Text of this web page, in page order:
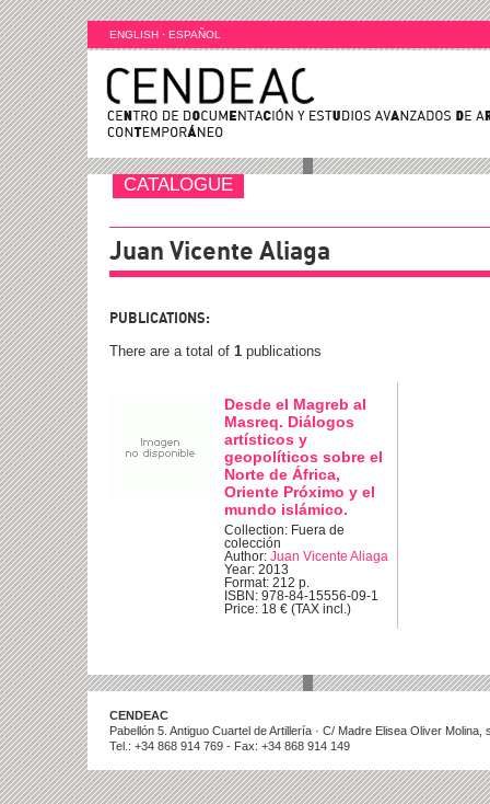
ENGLISH · ESPAÑOL
CATALOGUE
Juan Vicente Aliaga
PUBLICATIONS:
There are a total of 1 publications
Desde el Magreb al
Masreq. Diálogos
artísticos y
geopolíticos sobre el
Norte de África,
Oriente Próximo y el
mundo islámico.
Collection: Fuera de
colección
Author: Juan Vicente Aliaga
Year: 2013
Format: 212 p.
ISBN: 978-84-15556-09-1
Price: 18 € (TAX incl.)
CENDEAC
Pabellón 5. Antiguo Cuartel de Artillería · C/ Madre Elisea Oliver
Tel.: +34 868 914 769 - Fax: +34 868 914 149